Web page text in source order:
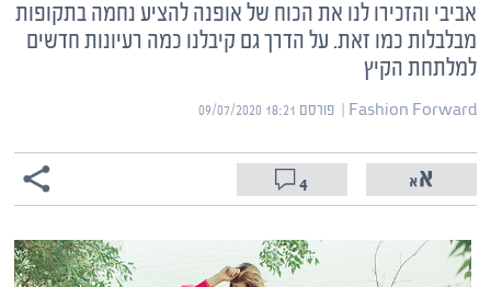
אביבי והזכירו לנו את הכוח של אופנה להציע נחמה בתקופות
מבלבלות כמו זאת. על הדרך גם קיבלנו כמה רעיונות חדשים
למלתחת הקיץ
Fashion Forward | ‏ פורסם ‎09/07/2020 18:21
4